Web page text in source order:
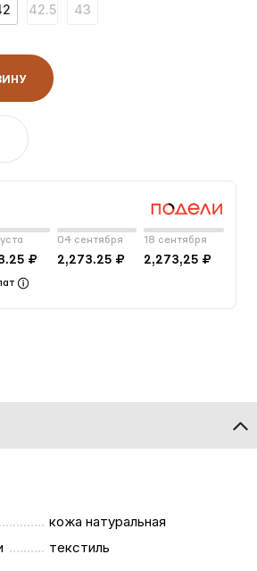
42.5 43
₽
04 сентября
2,273.25 ₽
18 сентября
2,273,25 ₽
кожа натуральная
текстиль